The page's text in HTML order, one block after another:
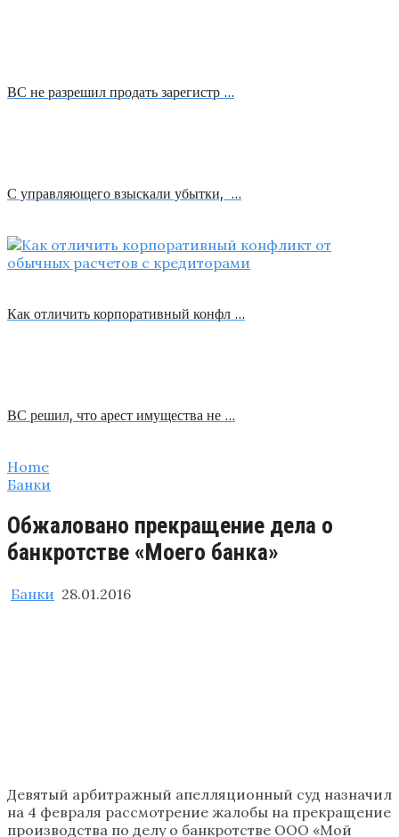
ВС не разрешил продать зарегистр …
С управляющего взыскали убытки, …
Как отличить корпоративный конфл …
ВС решил, что арест имущества не …
Home
Банки
Обжаловано прекращение дела о
банкротстве «Моего банка»
Банки 28.01.2016
Девятый арбитражный апелляционный суд назначил
на 4 февраля рассмотрение жалобы на прекращение
производства по делу о банкротстве ООО «Мой